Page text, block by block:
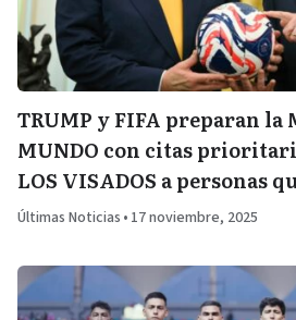
TRUMP y FIFA preparan la
MUNDO con citas
LOS VISADOS a personas
Últimas Noticias • 17 noviembre, 2025